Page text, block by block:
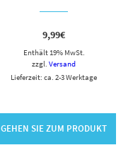
9,99€
Enthält 19% MwSt.
zzgl. Versand
Lieferzeit: ca. 2-3 Werktage
GEHEN SIE ZUM PRODUKT